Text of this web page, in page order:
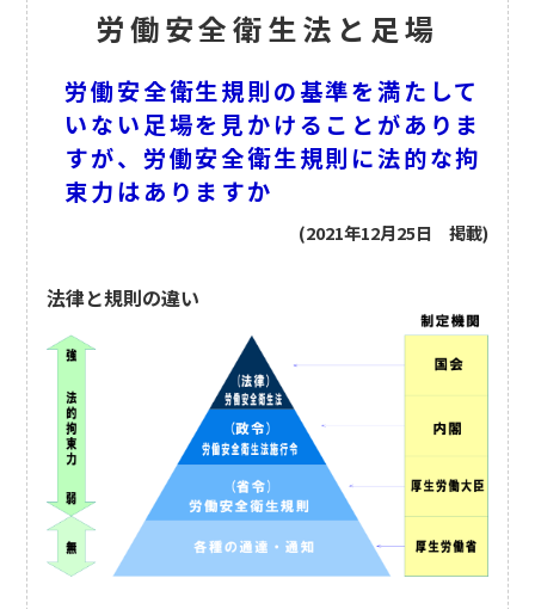
労働安全衛生法と足場
労働安全衛生規則の基準を満たして
いない足場を見かけることがありま
すが、労働安全衛生規則に法的な拘
束力はありますか
(2021年12月25日 掲載)
法律と規則の違い